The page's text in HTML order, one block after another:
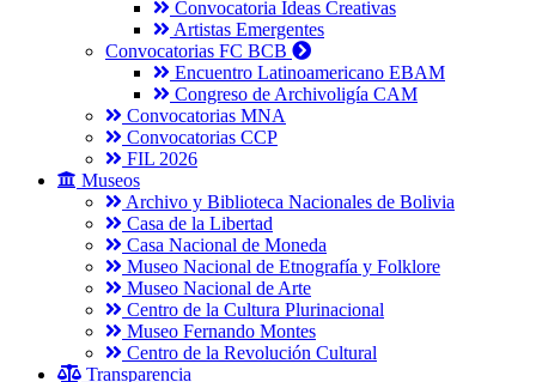
Convocatoria Ideas Creativas
Artistas Emergentes
Convocatorias FC BCB
Encuentro Latinoamericano EBAM
Congreso de Archivoligía CAM
Convocatorias MNA
Convocatorias CCP
FIL 2026
Museos
Archivo y Biblioteca Nacionales de Bolivia
Casa de la Libertad
Casa Nacional de Moneda
Museo Nacional de Etnografía y Folklore
Museo Nacional de Arte
Centro de la Cultura Plurinacional
Museo Fernando Montes
Centro de la Revolución Cultural
Transparencia